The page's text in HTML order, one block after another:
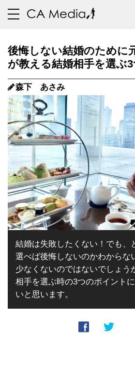
toggle
後悔しない結婚のために
が教える結婚相手を選ぶ
森下 あさみ
結婚は失敗したくない！でも、
選べば後悔しないのかわからな
少なくないのではないでしょう
相手を選ぶ時の3つのポイント
いと思います。